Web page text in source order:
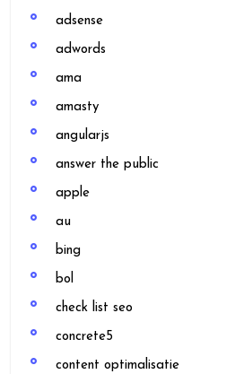
adsense
adwords
ama
amasty
angularjs
answer the public
apple
au
bing
bol
check list seo
concrete5
content optimalisatie